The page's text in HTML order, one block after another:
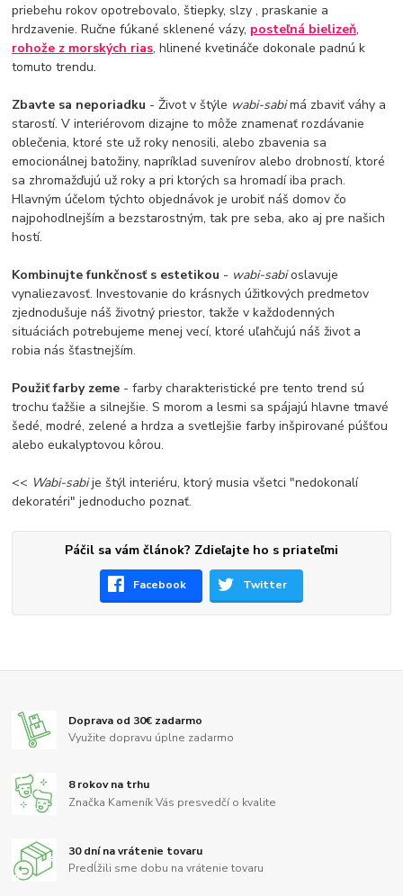
priebehu rokov opotrebovalo, štiepky, slzy , praskanie a
hrdzavenie. Ručne fúkané sklenené vázy, posteľná bielizeň,
rohože z morských rias, hlinené kvetináče dokonale padnú k
tomuto trendu.
Zbavte sa neporiadku - Život v štýle wabi-sabimá zbaviť váhy a
starostí. V interiérovom dizajne to môže znamenať rozdávanie
oblečenia, ktoré ste už roky nenosili, alebo zbavenia sa
emocionálnej batožiny, napríklad suvenírov alebo drobností, ktoré
sa zhromažďujú už roky a pri ktorých sa hromadí iba prach.
Hlavným účelom týchto objednávok je urobiť náš domov čo
najpohodlnejším a bezstarostným, tak pre seba, ako aj pre našich
hostí.
Kombinujte funkčnosť s estetikou - wabi-sabioslavuje
vynaliezavosť. Investovanie do krásnych úžitkových predmetov
zjednodušuje náš životný priestor, takže v každodenných
situáciách potrebujeme menej vecí, ktoré uľahčujú náš život a
robia nás šťastnejším.
Použiť farby zeme - farby charakteristické pre tento trend sú
trochu ťažšie a silnejšie. S morom a lesmi sa spájajú hlavne tmavé
šedé, modré, zelené a hrdza a svetlejšie farby inšpirované púšťou
alebo eukalyptovou kôrou.
<< Wabi-sabije štýl interiéru, ktorý musia všetci "nedokonalí
dekoratéri" jednoducho poznať.
Páčil sa vám článok? Zdieľajte ho s priateľmi
Facebook Twitter
Doprava od 30€ zadarmo
Využite dopravu úplne zadarmo
8 rokov na trhu
Značka Kameník Vás presvedčí o kvalite
30 dní na vrátenie tovaru
Predĺžili sme dobu na vrátenie tovaru